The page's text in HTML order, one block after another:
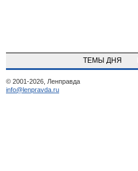
ТЕМЫ ДНЯ
© 2001-2026, Ленправда
info@lenpravda.ru